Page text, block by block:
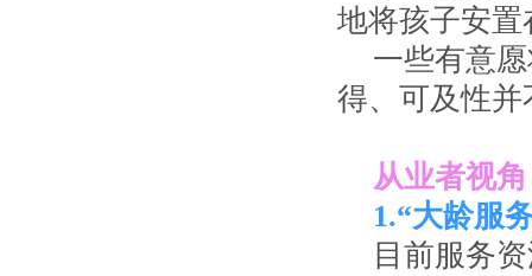
地将孩子安
一些有意
得、可及性并
从业者视
1.“大龄服
目前服务